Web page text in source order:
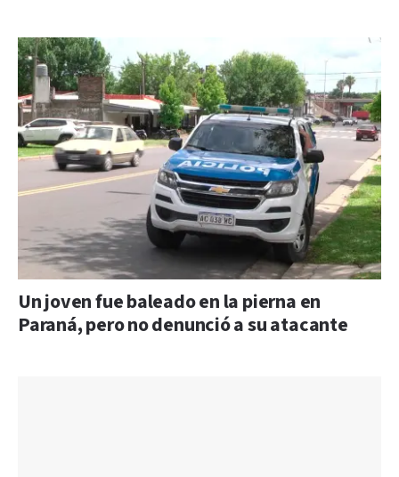
Un joven fue baleado en la pierna en
Paraná, pero no denunció a su atacante